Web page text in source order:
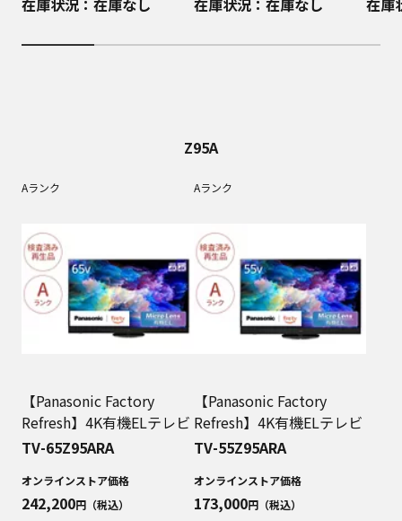
在庫状況：在庫なし 在庫状況：在庫なし 在庫
Z95A
Aランク
【Panasonic Factory
Refresh】4K有機ELテレビ
TV-65Z95ARA
オンラインストア価格
242,200円（税込）
Aランク
【Panasonic Factory
Refresh】4K有機ELテレビ
TV-55Z95ARA
オンラインストア価格
173,000円（税込）